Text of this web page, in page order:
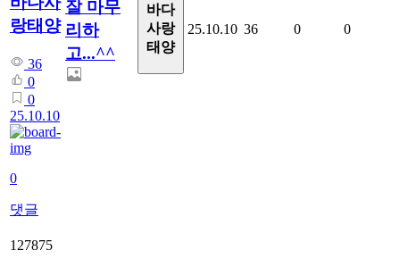
랑태양
36
0
0
25.10.10
0
댓글
잘 마무
리하
고...^^
바다
사랑
태양
25.10.10 36 0 0
127875